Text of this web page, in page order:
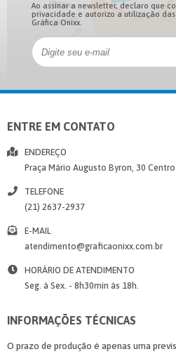
Ao assinar a newsletter, declaro que
privacidade e autorizo a utilização
Gráfica Onixx.
ENTRE EM CONTATO
ENDEREÇO
Praça Mário Augusto Byron, 30 Centro
TELEFONE
(21) 2637-2937
E-MAIL
atendimento@graficaonixx.com.br
HORÁRIO DE ATENDIMENTO
Seg. à Sex. - 8h30min às 18h.
INFORMAÇÕES TÉCNICAS
O prazo de produção é apenas uma